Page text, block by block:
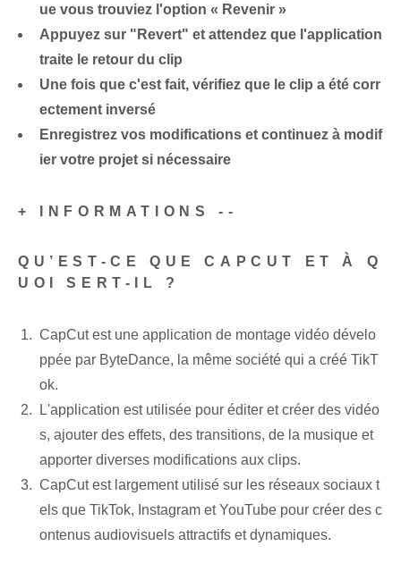
ue vous trouviez l'option « Revenir »
Appuyez sur "Revert" et attendez que l'application
traite le retour du clip
Une fois que c'est fait, vérifiez que le clip a été corr
ectement inversé
Enregistrez vos modifications et continuez à modif
ier votre projet si nécessaire
+ INFORMATIONS --
QU’EST-CE QUE CAPCUT ET À Q
UOI SERT-IL ?
CapCut est une application de montage vidéo dévelo
ppée par ByteDance, la même société qui a créé TikT
ok.
L'application est utilisée pour éditer et créer des vidéo
s, ajouter des effets, des transitions, de la musique et
apporter diverses modifications aux clips.
CapCut est largement utilisé sur les réseaux sociaux t
els que TikTok, Instagram et YouTube pour créer des c
ontenus audiovisuels attractifs et dynamiques.